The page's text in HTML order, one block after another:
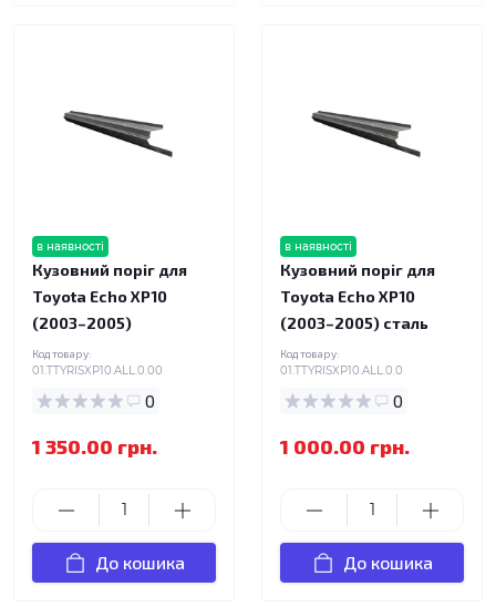
в наявності
Кузовний поріг для
Toyota Echo XP10
(2003–2005)
Код товару:
01.TTYRISXP10.ALL.0.00
0
1 350.00 грн.
До кошика
в наявності
Кузовний поріг для
Toyota Echo XP10
(2003–2005) сталь
Код товару:
01.TTYRISXP10.ALL.0.0
0
1 000.00 грн.
До кошика